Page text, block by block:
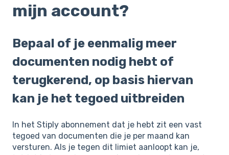
mijn account?
Bepaal of je eenmalig meer
documenten nodig hebt of
terugkerend, op basis hiervan
kan je het tegoed uitbreiden
In het Stiply abonnement dat je hebt zit een vast
tegoed van documenten die je per maand kan
versturen. Als je tegen dit limiet aanloopt kan je,